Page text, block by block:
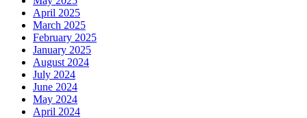
April 2025
March 2025
February 2025
January 2025
August 2024
July 2024
June 2024
May 2024
April 2024